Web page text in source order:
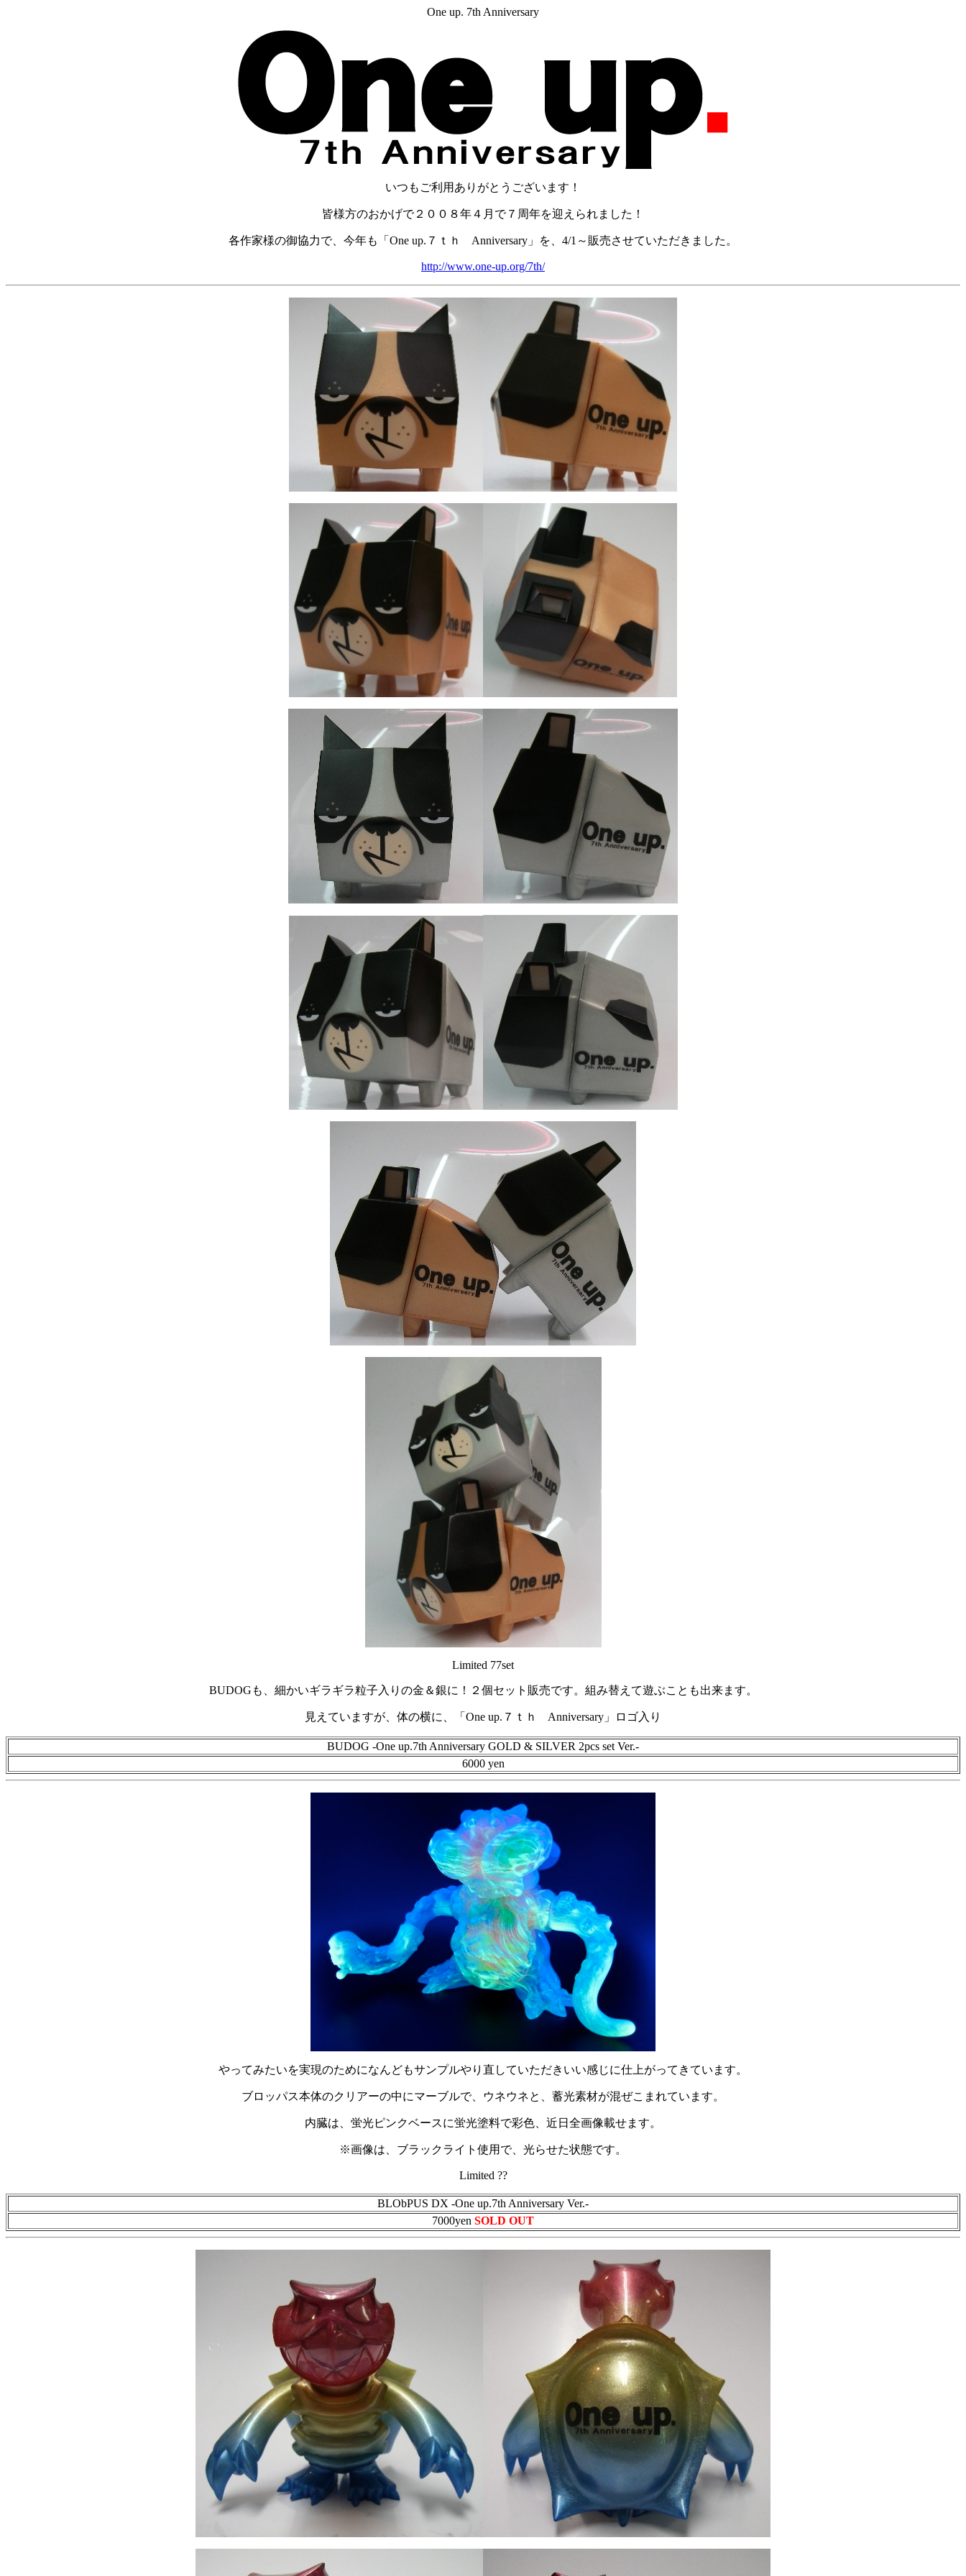
One up. 7th Anniversary
いつもご利用ありがとうございます！
皆様方のおかげで２００８年４月で７周年を迎えられました！
各作家様の御協力で、今年も「One up.７ｔｈ Anniversary」を、4/1～販売させていただきました。
http://www.one-up.org/7th/
Limited 77set
BUDOGも、細かいギラギラ粒子入りの金＆銀に！２個セット販売です。組み替えて遊ぶことも出来ます。
見えていますが、体の横に、「One up.７ｔｈ Anniversary」ロゴ入り
BUDOG -One up.7th Anniversary GOLD & SILVER 2pcs set Ver.-
6000 yen
やってみたいを実現のためになんどもサンプルやり直していただきいい感じに仕上がってきています。
ブロッパス本体のクリアーの中にマーブルで、ウネウネと、蓄光素材が混ぜこまれています。
内臓は、蛍光ピンクベースに蛍光塗料で彩色、近日全画像載せます。
※画像は、ブラックライト使用で、光らせた状態です。
Limited ??
BLObPUS DX -One up.7th Anniversary Ver.-
7000yen SOLD OUT